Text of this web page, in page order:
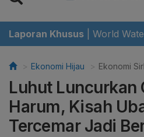
Laporan Khusus World
Ekonomi Hijau Ekonomi
Luhut Luncurkan
Harum, Kisah
Tercemar Jadi